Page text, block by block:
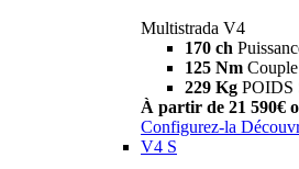
Multistrada V4
170 ch
125 Nm Couple
229 Kg
À partir de 21 590€
Configurez-la
V4 S